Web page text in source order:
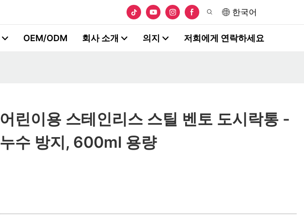
한국어
OEM/ODM 회사 소개 의지 저희에게 연락하세요
어린이용 스테인리스 스틸 벤토 도시락통 -
누수 방지, 600ml 용량